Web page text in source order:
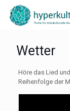
Wetter
Höre das Lied
Reihenfolge der